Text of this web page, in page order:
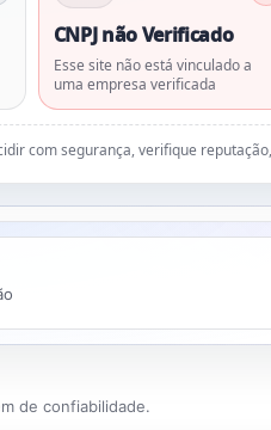
CNPJ não Verificado
Esse site não está vinculado a
uma empresa verificada
com segurança, verifique
de confiabilidade.